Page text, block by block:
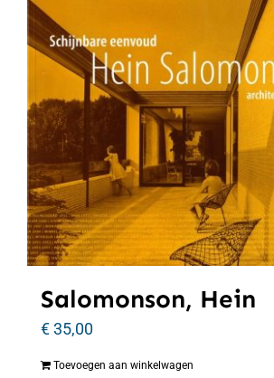
Salomonson, Hein
€35,00
Toevoegen aan winkelwagen